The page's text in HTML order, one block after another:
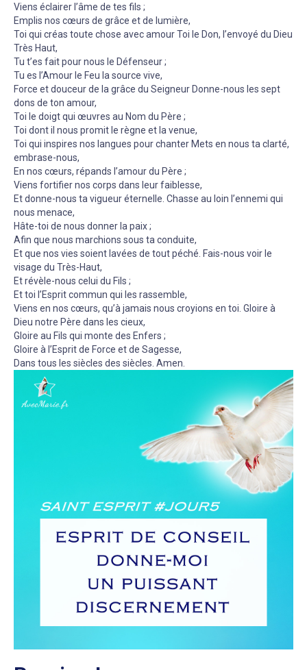
Viens éclairer l’âme de tes fils ;
Emplis nos cœurs de grâce et de lumière,
Toi qui créas toute chose avec amour Toi le Don, l’envoyé du Dieu
Très Haut,
Tu t’es fait pour nous le Défenseur ;
Tu es l’Amour le Feu la source vive,
Force et douceur de la grâce du Seigneur Donne-nous les sept
dons de ton amour,
Toi le doigt qui œuvres au Nom du Père ;
Toi dont il nous promit le règne et la venue,
Toi qui inspires nos langues pour chanter Mets en nous ta clarté,
embrase-nous,
En nos cœurs, répands l’amour du Père ;
Viens fortifier nos corps dans leur faiblesse,
Et donne-nous ta vigueur éternelle. Chasse au loin l’ennemi qui
nous menace,
Hâte-toi de nous donner la paix ;
Afin que nous marchions sous ta conduite,
Et que nos vies soient lavées de tout péché. Fais-nous voir le
visage du Très-Haut,
Et révèle-nous celui du Fils ;
Et toi l’Esprit commun qui les rassemble,
Viens en nos cœurs, qu’à jamais nous croyions en toi. Gloire à
Dieu notre Père dans les cieux,
Gloire au Fils qui monte des Enfers ;
Gloire à l’Esprit de Force et de Sagesse,
Dans tous les siècles des siècles. Amen.